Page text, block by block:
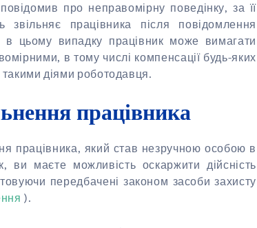
про неправомірну поведінку, за її
звільняє працівника після повідомлення
в цьому випадку працівник може вимагати
в тому числі компенсації будь-яких
такими діями роботодавця.
працівника
працівника, який став незручною особою в
ви маєте можливість оскаржити дійсність
передбачені законом засоби захисту
).